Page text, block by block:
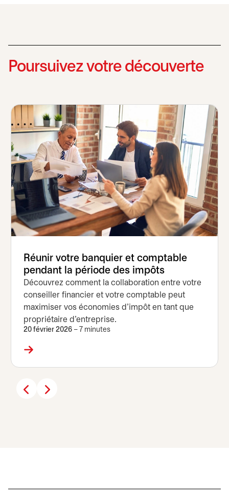
Poursuivez votre découverte
Réunir votre banquier et comptable
pendant la période des impôts
Découvrez comment la collaboration entre votre
conseiller financier et votre comptable peut
maximiser vos économies d’impôt en tant que
propriétaire d’entreprise.
20 février 2026 – 7 minutes